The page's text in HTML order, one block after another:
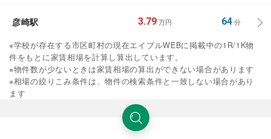
彦崎駅 3.79 万円 64分
※学校が存在する市区町村の現在エイブルWEBに掲載中の1R/1K物
件をもとに家賃相場を計算し算出しています。
※物件数が少ないときは家賃相場の算出ができない場合があります
※相場の絞りこみ条件は、物件の検索条件と一致しない場合があり
ます